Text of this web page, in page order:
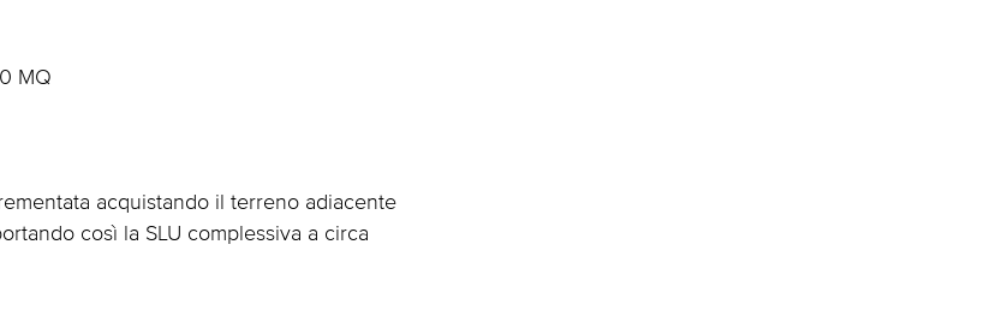
MQ
acquistando il terreno adiacente
così la SLU complessiva a circa